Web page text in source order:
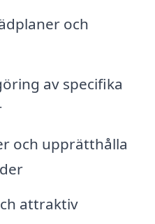
och
av specifika
och upprätthålla
attraktiv